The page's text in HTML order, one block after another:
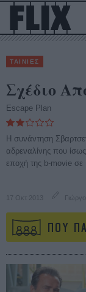
ΤΑΙΝΙΕΣ
Σχέδιο
Escape Plan
Η συνάντηση
αδρεναλίνης που
εποχή της b-movie σε
17 Οκτ 2013
ΠΟΥ